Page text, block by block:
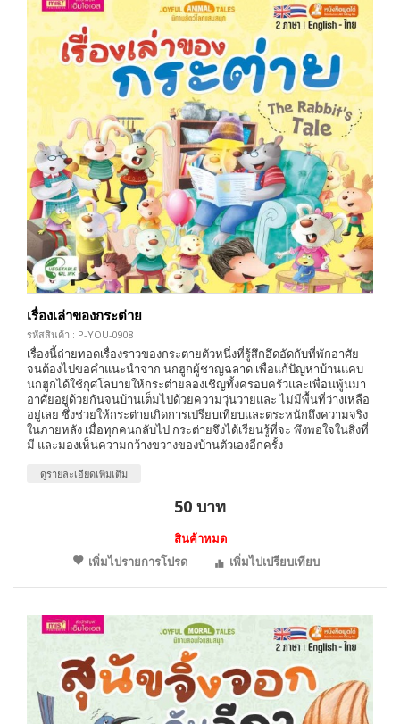
เรื่องเล่าของกระต่าย
รหัสสินค้า : P-YOU-0908
เรื่องนี้ถ่ายทอดเรื่องราวของกระต่ายตัวหนึ่งที่รู้สึกอึดอัดกับที่พักอาศัย
จนต้องไปขอคำแนะนำจาก นกฮูกผู้ชาญฉลาด เพื่อแก้ปัญหาบ้านแคบ
นกฮูกได้ใช้กุศโลบายให้กระต่ายลองเชิญทั้งครอบครัวและเพื่อนพู้นมา
อาศัยอยู่ด้วยกันจนบ้านเต็มไปด้วยความวุ่นวายและ ไม่มีพื้นที่ว่างเหลือ
อยู่เลย ซึ่งช่วยให้กระต่ายเกิดการเปรียบเทียบและตระหนักถึงความจริง
ในภายหลัง เมื่อทุกคนกลับไป กระต่ายจึงได้เรียนรู้ที่จะ พึงพอใจในสิ่งที่
มี และมองเห็นความกว้างขวางของบ้านตัวเองอีกครั้ง
ดูรายละเอียดเพิ่มเติม
50 บาท
สินค้าหมด
เพิ่มไปรายการโปรด
เพิ่มไปเปรียบเทียบ